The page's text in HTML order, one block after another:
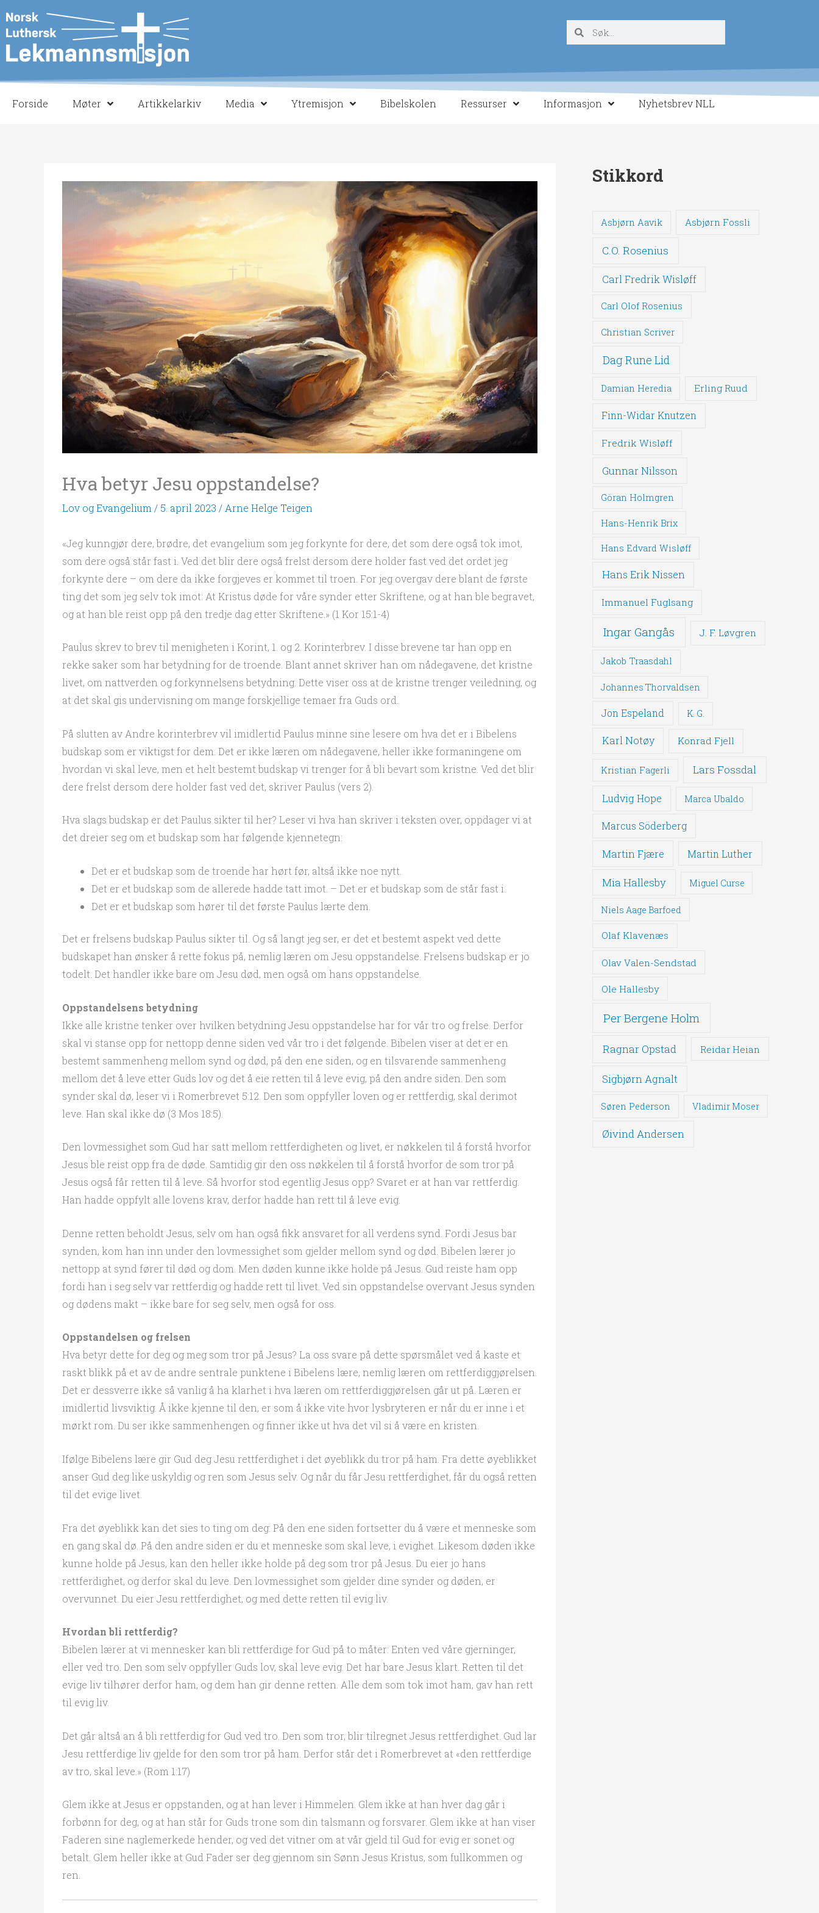
rett
til
innholdet
SøkSøk
Forside Møter Artikkelarkiv Media Ytremisjon Bibelskolen Ressurser Informasjon Nyhetsbrev NLL
Hva betyr Jesu oppstandelse?
Lov og Evangelium / 5. april 2023 / Arne Helge Teigen
«Jeg kunngjør dere, brødre, det evangelium som jeg forkynte for dere, det som dere også tok imot,
som dere også står fast i. Ved det blir dere også frelst dersom dere holder fast ved det ordet jeg
forkynte dere – om dere da ikke forgjeves er kommet til troen. For jeg overgav dere blant de første
ting det som jeg selv tok imot: At Kristus døde for våre synder etter Skriftene, og at han ble begravet,
og at han ble reist opp på den tredje dag etter Skriftene.» (1 Kor 15:1-4)
Paulus skrev to brev til menigheten i Korint, 1. og 2. Korinterbrev. I disse brevene tar han opp en
rekke saker som har betydning for de troende. Blant annet skriver han om nådegavene, det kristne
livet, om nattverden og forkynnelsens betydning. Dette viser oss at de kristne trenger veiledning, og
at det skal gis undervisning om mange forskjellige temaer fra Guds ord.
På slutten av Andre korinterbrev vil imidlertid Paulus minne sine lesere om hva det er i Bibelens
budskap som er viktigst for dem. Det er ikke læren om nådegavene, heller ikke formaningene om
hvordan vi skal leve, men et helt bestemt budskap vi trenger for å bli bevart som kristne. Ved det blir
dere frelst dersom dere holder fast ved det, skriver Paulus (vers 2).
Hva slags budskap er det Paulus sikter til her? Leser vi hva han skriver i teksten over, oppdager vi at
det dreier seg om et budskap som har følgende kjennetegn:
Det er et budskap som de troende har hørt før, altså ikke noe nytt.
Det er et budskap som de allerede hadde tatt imot. – Det er et budskap som de står fast i.
Det er et budskap som hører til det første Paulus lærte dem.
Det er frelsens budskap Paulus sikter til. Og så langt jeg ser, er det et bestemt aspekt ved dette
budskapet han ønsker å rette fokus på, nemlig læren om Jesu oppstandelse. Frelsens budskap er jo
todelt. Det handler ikke bare om Jesu død, men også om hans oppstandelse.
Oppstandelsens betydning
Ikke alle kristne tenker over hvilken betydning Jesu oppstandelse har for vår tro og frelse. Derfor
skal vi stanse opp for nettopp denne siden ved vår tro i det følgende. Bibelen viser at det er en
bestemt sammenheng mellom synd og død, på den ene siden, og en tilsvarende sammenheng
mellom det å leve etter Guds lov og det å eie retten til å leve evig, på den andre siden. Den som
synder skal dø, leser vi i Romerbrevet 5:12. Den som oppfyller loven og er rettferdig, skal derimot
leve. Han skal ikke dø (3 Mos 18:5).
Den lovmessighet som Gud har satt mellom rettferdigheten og livet, er nøkkelen til å forstå hvorfor
Jesus ble reist opp fra de døde. Samtidig gir den oss nøkkelen til å forstå hvorfor de som tror på
Jesus også får retten til å leve. Så hvorfor stod egentlig Jesus opp? Svaret er at han var rettferdig.
Han hadde oppfylt alle lovens krav, derfor hadde han rett til å leve evig.
Denne retten beholdt Jesus, selv om han også fikk ansvaret for all verdens synd. Fordi Jesus bar
synden, kom han inn under den lovmessighet som gjelder mellom synd og død. Bibelen lærer jo
nettopp at synd fører til død og dom. Men døden kunne ikke holde på Jesus. Gud reiste ham opp
fordi han i seg selv var rettferdig og hadde rett til livet. Ved sin oppstandelse overvant Jesus synden
og dødens makt – ikke bare for seg selv, men også for oss.
Oppstandelsen og frelsen
Hva betyr dette for deg og meg som tror på Jesus? La oss svare på dette spørsmålet ved å kaste et
raskt blikk på et av de andre sentrale punktene i Bibelens lære, nemlig læren om rettferdiggjørelsen.
Det er dessverre ikke så vanlig å ha klarhet i hva læren om rettferdiggjørelsen går ut på. Læren er
imidlertid livsviktig. Å ikke kjenne til den, er som å ikke vite hvor lysbryteren er når du er inne i et
mørkt rom. Du ser ikke sammenhengen og finner ikke ut hva det vil si å være en kristen.
Ifølge Bibelens lære gir Gud deg Jesu rettferdighet i det øyeblikk du tror på ham. Fra dette øyeblikket
anser Gud deg like uskyldig og ren som Jesus selv. Og når du får Jesu rettferdighet, får du også retten
til det evige livet.
Fra det øyeblikk kan det sies to ting om deg: På den ene siden fortsetter du å være et menneske som
en gang skal dø. På den andre siden er du et menneske som skal leve, i evighet. Likesom døden ikke
kunne holde på Jesus, kan den heller ikke holde på deg som tror på Jesus. Du eier jo hans
rettferdighet, og derfor skal du leve. Den lovmessighet som gjelder dine synder og døden, er
overvunnet. Du eier Jesu rettferdighet, og med dette retten til evig liv.
Hvordan bli rettferdig?
Bibelen lærer at vi mennesker kan bli rettferdige for Gud på to måter: Enten ved våre gjerninger,
eller ved tro. Den som selv oppfyller Guds lov, skal leve evig. Det har bare Jesus klart. Retten til det
evige liv tilhører derfor ham, og dem han gir denne retten. Alle dem som tok imot ham, gav han rett
til evig liv.
Det går altså an å bli rettferdig for Gud ved tro. Den som tror, blir tilregnet Jesus rettferdighet. Gud lar
Jesu rettferdige liv gjelde for den som tror på ham. Derfor står det i Romerbrevet at «den rettferdige
av tro, skal leve.» (Rom 1:17)
Glem ikke at Jesus er oppstanden, og at han lever i Himmelen. Glem ikke at han hver dag går i
forbønn for deg, og at han står for Guds trone som din talsmann og forsvarer. Glem ikke at han viser
Faderen sine naglemerkede hender, og ved det vitner om at vår gjeld til Gud for evig er sonet og
betalt. Glem heller ikke at Gud Fader ser deg gjennom sin Sønn Jesus Kristus, som fullkommen og
ren.
Stikkord
Asbjørn Aavik Asbjørn Fossli
C.O. Rosenius
Carl Fredrik Wisløff
Carl Olof Rosenius
Christian Scriver
Dag Rune Lid
Damian Heredia Erling Ruud
Finn-Widar Knutzen
Fredrik Wisløff
Gunnar Nilsson
Göran Holmgren
Hans-Henrik Brix
Hans Edvard Wisløff
Hans Erik Nissen
Immanuel Fuglsang
Ingar Gangås J. F. Løvgren
Jakob Traasdahl
Johannes Thorvaldsen
Jon Espeland K. G.
Karl Notøy Konrad Fjell
Kristian Fagerli Lars Fossdal
Ludvig Hope Marca Ubaldo
Marcus Söderberg
Martin Fjære Martin Luther
Mia Hallesby Miguel Curse
Niels Aage Barfoed
Olaf Klavenæs
Olav Valen-Sendstad
Ole Hallesby
Per Bergene Holm
Ragnar Opstad Reidar Heian
Sigbjørn Agnalt
Søren Pederson Vladimir Moser
Øivind Andersen